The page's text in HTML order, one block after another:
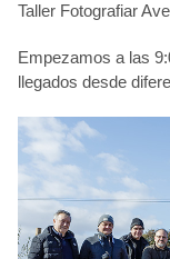
Taller Fotografiar
Empezamos a las
llegados desde